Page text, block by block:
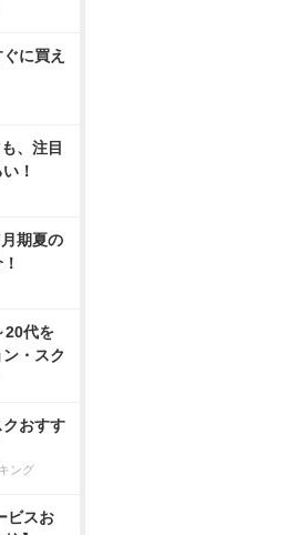
に買え
、注目
！
期夏の
20代を
・スク
おすす
ング
ビスお